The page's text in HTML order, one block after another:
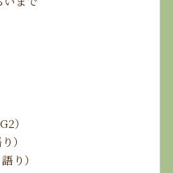
）
）
り）